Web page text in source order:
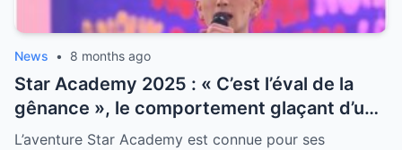
News • 8 months ago
Star Academy 2025 : « C’est l’éval de la
gênance », le comportement glaçant d’un
professeur traumatise les élèves
L’aventure Star Academy est connue pour ses